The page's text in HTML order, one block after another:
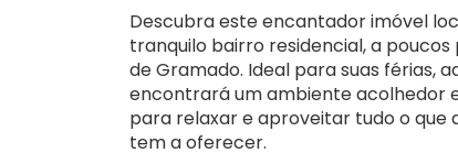
Descubra este encantador imóvel
tranquilo bairro residencial, a
de Gramado. Ideal para suas férias,
encontrará um ambiente acolhedor
para relaxar e aproveitar tudo o que
tem a oferecer.